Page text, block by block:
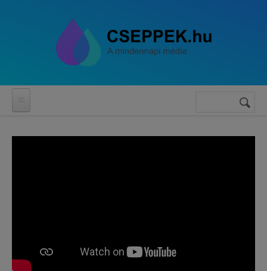
Keresés